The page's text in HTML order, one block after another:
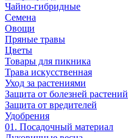
Чайно-гибридные
Семена
Овощи
Пряные травы
Цветы
Товары для пикника
Трава искусственная
Уход за растениями
Защита от болезней растений
Защита от вредителей
Удобрения
01. Посадочный материал